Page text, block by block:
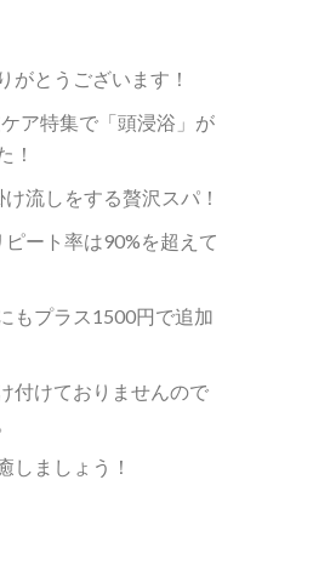
がとうございます！
ア特集で「頭浸浴」が
！
流しをする贅沢スパ！
ピート率は90%を超えて
もプラス1500円で追加
付けておりませんので
しましょう！